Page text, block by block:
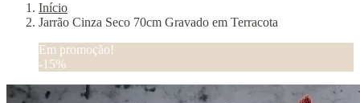
Início
Jarrão Cinza Seco 70cm Gravado em Terracota
Em promoção!
-15%